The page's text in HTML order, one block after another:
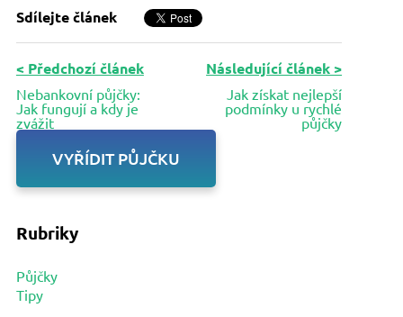
Sdílejte článek
< Předchozí článek
Nebankovní půjčky:
Jak fungují a kdy je
zvážit
Následující článek >
Jak získat nejlepší
podmínky u rychlé
půjčky
VYŘÍDIT PŮJČKU
Rubriky
Půjčky
Tipy